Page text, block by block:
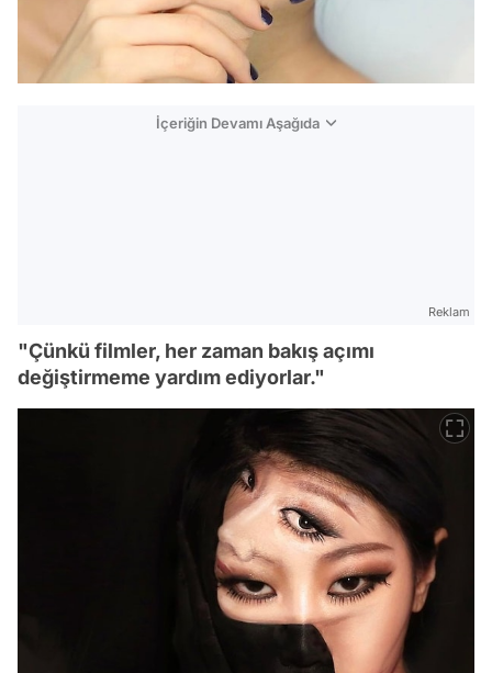
İçeriğin Devamı Aşağıda
Reklam
"Çünkü filmler, her zaman bakış açımı
değiştirmeme yardım ediyorlar."